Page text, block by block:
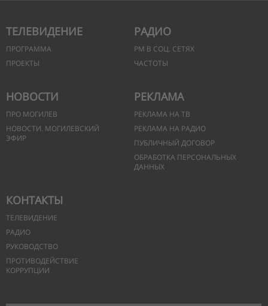
ТЕЛЕВИДЕНИЕ
ПРОГРАММА
ПРОЕКТЫ
РАДИО
РМ В СОЦ. СЕТЯХ
ЧАСТОТЫ
НОВОСТИ
ПРО МОГИЛЕВ
НОВОСТИ. МОГИЛЕВСКИЙ
ЭФИР
РЕКЛАМА
РЕКЛАМА НА ТВ
РЕКЛАМА НА РАДИО
ПУБЛИЧНЫЙ ДОГОВОР
ОБРАБОТКА ПЕРСОНАЛЬНЫХ
ДАННЫХ
КОНТАКТЫ
ТЕЛЕВИДЕНИЕ
РАДИО
РУКОВОДСТВО
ПРОТИВОДЕЙСТВИЕ
КОРРУПЦИИ